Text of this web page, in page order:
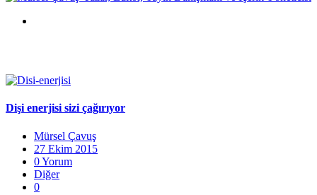
Dişi enerjisi sizi çağırıyor
Mürsel Çavuş
27 Ekim 2015
0 Yorum
Diğer
0